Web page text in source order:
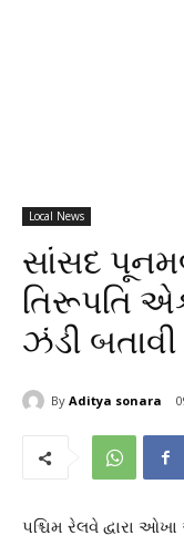
Local News
સાંસદ
તિરૂપતિ
ઝંડી
By Aditya sonara
પશ્ચિમ રેલવે દ્વારા